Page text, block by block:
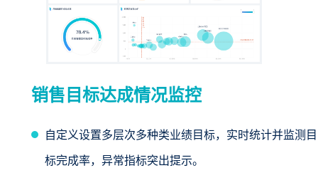
销售目标达成情况监控
自定义设置多层次多种类业绩目标，实时统计并监测目
标完成率，异常指标突出提示。